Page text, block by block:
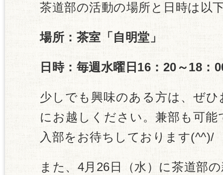
茶道部の活動の場所と日時は以
場所：茶室「自明堂」
日時：毎週水曜日16：20～18：
少しでも興味のある方は、ぜ
にお越しください。兼部も可
入部をお待ちしております(^^)/
また、4月26日（水）に茶道部